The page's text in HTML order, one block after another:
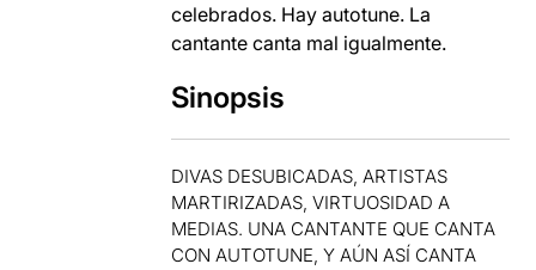
celebrados. Hay autotune. La
cantante canta mal igualmente.
Sinopsis
DIVAS DESUBICADAS, ARTISTAS
MARTIRIZADAS, VIRTUOSIDAD A
MEDIAS. UNA CANTANTE QUE CANTA
CON AUTOTUNE, Y AÚN ASÍ CANTA